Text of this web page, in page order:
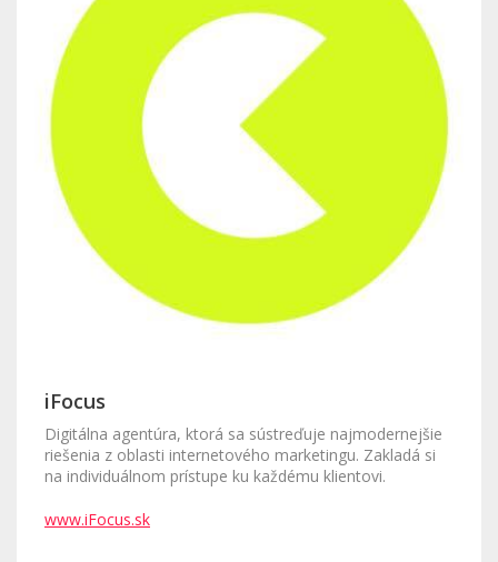
iFocus
Digitálna agentúra, ktorá sa sústreďuje najmodernejšie
riešenia z oblasti internetového marketingu. Zakladá si
na individuálnom prístupe ku každému klientovi.
www.iFocus.sk